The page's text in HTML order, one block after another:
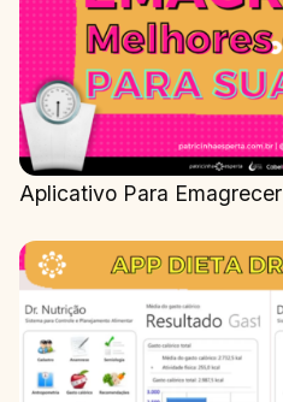
Aplicativo Para Emagrecer